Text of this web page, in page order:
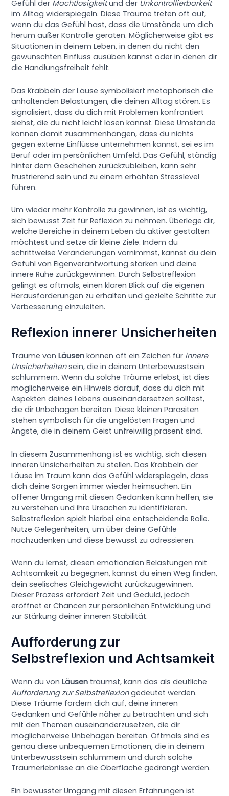
Gefühl der Machtlosigkeitund der Unkontrollierbarkeit
im Alltag widerspiegeln. Diese Träume treten oft auf,
wenn du das Gefühl hast, dass die Umstände um dich
herum außer Kontrolle geraten. Möglicherweise gibt es
Situationen in deinem Leben, in denen du nicht den
gewünschten Einfluss ausüben kannst oder in denen dir
die Handlungsfreiheit fehlt.
Das Krabbeln der Läuse symbolisiert metaphorisch die
anhaltenden Belastungen, die deinen Alltag stören. Es
signalisiert, dass du dich mit Problemen konfrontiert
siehst, die du nicht leicht lösen kannst. Diese Umstände
können damit zusammenhängen, dass du nichts
gegen externe Einflüsse unternehmen kannst, sei es im
Beruf oder im persönlichen Umfeld. Das Gefühl, ständig
hinter dem Geschehen zurückzubleiben, kann sehr
frustrierend sein und zu einem erhöhten Stresslevel
führen.
Um wieder mehr Kontrolle zu gewinnen, ist es wichtig,
sich bewusst Zeit für Reflexion zu nehmen. Überlege dir,
welche Bereiche in deinem Leben du aktiver gestalten
möchtest und setze dir kleine Ziele. Indem du
schrittweise Veränderungen vornimmst, kannst du dein
Gefühl von Eigenverantwortung stärken und deine
innere Ruhe zurückgewinnen. Durch Selbstreflexion
gelingt es oftmals, einen klaren Blick auf die eigenen
Herausforderungen zu erhalten und gezielte Schritte zur
Verbesserung einzuleiten.
Reflexion innerer Unsicherheiten
Träume vonLäusen können oft ein Zeichen für innere
Unsicherheitensein, die in deinem Unterbewusstsein
schlummern. Wenn du solche Träume erlebst, ist dies
möglicherweise ein Hinweis darauf, dass du dich mit
Aspekten deines Lebens auseinandersetzen solltest,
die dir Unbehagen bereiten. Diese kleinen Parasiten
stehen symbolisch für die ungelösten Fragen und
Ängste, die in deinem Geist unfreiwillig präsent sind.
In diesem Zusammenhang ist es wichtig, sich diesen
inneren Unsicherheiten zu stellen. Das Krabbeln der
Läuse im Traum kann das Gefühl widerspiegeln, dass
dich deine Sorgen immer wieder heimsuchen. Ein
offener Umgang mit diesen Gedanken kann helfen, sie
zu verstehen und ihre Ursachen zu identifizieren.
Selbstreflexion spielt hierbei eine entscheidende Rolle.
Nutze Gelegenheiten, um über deine Gefühle
nachzudenken und diese bewusst zu adressieren.
Wenn du lernst, diesen emotionalen Belastungen mit
Achtsamkeit zu begegnen, kannst du einen Weg finden,
dein seelisches Gleichgewicht zurückzugewinnen.
Dieser Prozess erfordert Zeit und Geduld, jedoch
eröffnet er Chancen zur persönlichen Entwicklung und
zur Stärkung deiner inneren Stabilität.
Aufforderung zur
Selbstreflexion und Achtsamkeit
Wenn du vonLäusen träumst, kann das als deutliche
Aufforderung zur Selbstreflexiongedeutet werden.
Diese Träume fordern dich auf, deine inneren
Gedanken und Gefühle näher zu betrachten und sich
mit den Themen auseinanderzusetzen, die dir
möglicherweise Unbehagen bereiten. Oftmals sind es
genau diese unbequemen Emotionen, die in deinem
Unterbewusstsein schlummern und durch solche
Traumerlebnisse an die Oberfläche gedrängt werden.
Ein bewusster Umgang mit diesen Erfahrungen ist